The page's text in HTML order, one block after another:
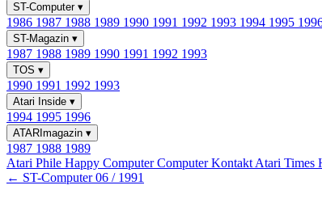
ST-Computer ▾
1986 1987 1988 1989 1990 1991 1992 1993 1994 1995
ST-Magazin ▾
1987 1988 1989 1990 1991 1992 1993
TOS ▾
1990 1991 1992 1993
Atari Inside ▾
1994 1995 1996
ATARImagazin ▾
1987 1988 1989
Atari Phile Happy ComputerComputer Kontakt Atari Times
← ST-Computer 06 / 1991